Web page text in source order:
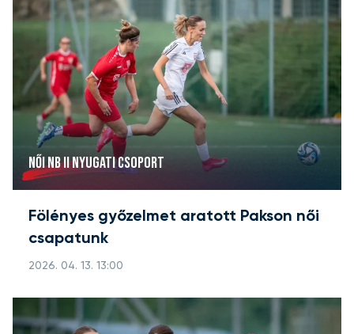
NŐI NB II NYUGATI CSOPORT
Fölényes győzelmet aratott Pakson női
csapatunk
2026. 04. 13. 13:00